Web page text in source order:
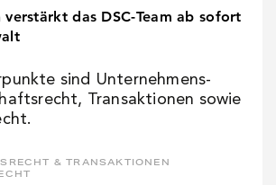
das DSC-Team ab sofort
sind Unternehmens-
Transaktionen sowie
& TRANSAKTIONEN